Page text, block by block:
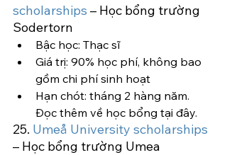
scholarships – Học bổng trường
Sodertorn
Bậc học: Thạc sĩ
Giá trị: 90% học phí, không bao
gồm chi phí sinh hoạt
Hạn chót: tháng 2 hàng năm.
Đọc thêm về học bổng tại đây.
25. Umeå University scholarships
– Học bổng trường Umea